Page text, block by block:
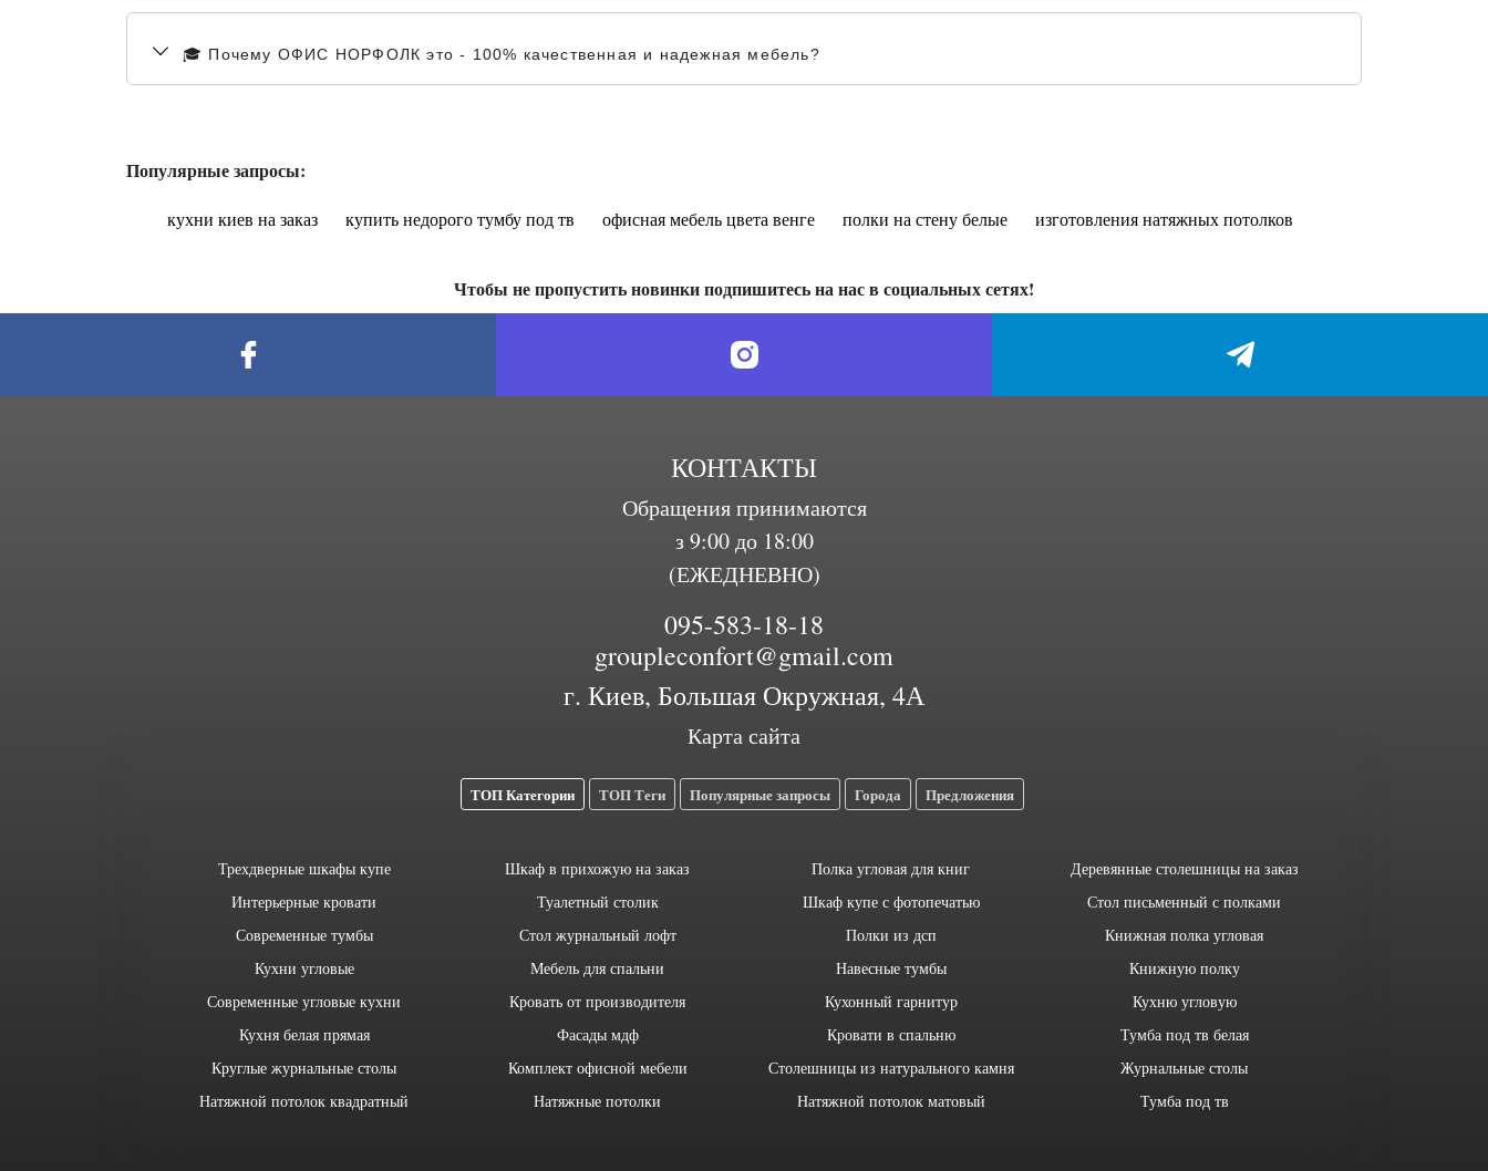
🎓 Почему ОФИС НОРФОЛК это - 100% качественная и надежная мебель?
Популярные запросы:
кухни киев на заказ купить недорого тумбу под тв офисная мебель цвета венге полки на стену белые изготовления натяжных потолков
Чтобы не пропустить новинки подпишитесь на нас в социальных сетях!
КОНТАКТЫ
Обращения принимаются
з 9:00 до 18:00
(ЕЖЕДНЕВНО)
095-583-18-18
groupleconfort@gmail.com
г. Киев, Большая Окружная, 4А
Карта сайта
ТОП Категории ТОП Теги Популярные запросы Города Предложения
Трехдверные шкафы купе
Интерьерные кровати
Современные тумбы
Кухни угловые
Современные угловые кухни
Кухня белая прямая
Круглые журнальные столы
Натяжной потолок квадратный
Шкаф в прихожую на заказ
Туалетный столик
Стол журнальный лофт
Мебель для спальни
Кровать от производителя
Фасады мдф
Комплект офисной мебели
Натяжные потолки
Полка угловая для книг
Шкаф купе с фотопечатью
Полки из дсп
Навесные тумбы
Кухонный гарнитур
Кровати в спальню
Столешницы из натурального камня
Натяжной потолок матовый
Деревянные столешницы на заказ
Стол письменный с полками
Книжная полка угловая
Книжную полку
Кухню угловую
Тумба под тв белая
Журнальные столы
Тумба под тв